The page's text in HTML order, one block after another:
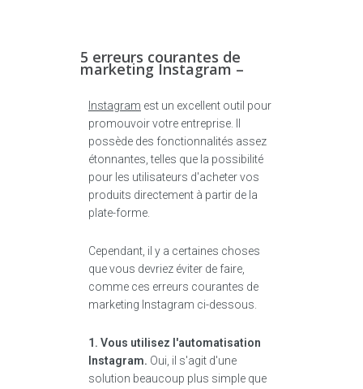
5 erreurs courantes de
marketing Instagram –
Instagram est un excellent outil pour
promouvoir votre entreprise. Il
possède des fonctionnalités assez
étonnantes, telles que la possibilité
pour les utilisateurs d'acheter vos
produits directement à partir de la
plate-forme.
Cependant, il y a certaines choses
que vous devriez éviter de faire,
comme ces erreurs courantes de
marketing Instagram ci-dessous.
1. Vous utilisez l'automatisation
Instagram. Oui, il s'agit d'une
solution beaucoup plus simple que